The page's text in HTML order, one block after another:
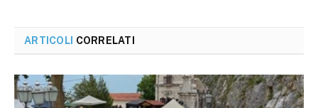
ARTICOLI CORRELATI